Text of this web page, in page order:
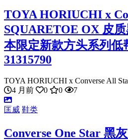
TOYA HORIUCHI x
SQUARETOE OX 皮
本限定新款方头系列低
31315790
TOYA HORIUCHI x Converse All
4 月前
0 0 7
匡威 鞋类
Converse One Star 黑